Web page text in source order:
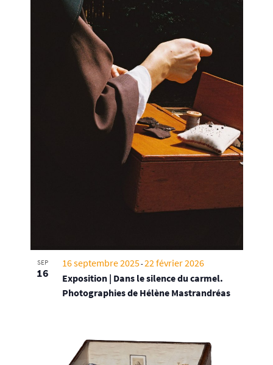
SEP
16
Exposition | Dans le silence du carmel.
Photographies de Hélène Mastrandréas
16 septembre 2025-22 février 2026